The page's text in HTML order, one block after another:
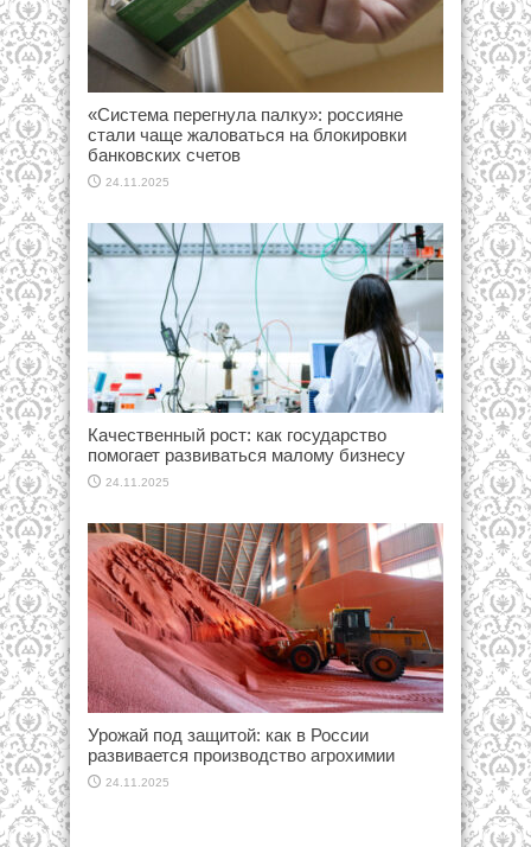
«Система перегнула палку»: россияне
стали чаще жаловаться на блокировки
банковских счетов
24.11.2025
Качественный рост: как государство
помогает развиваться малому бизнесу
24.11.2025
Урожай под защитой: как в России
развивается производство агрохимии
24.11.2025